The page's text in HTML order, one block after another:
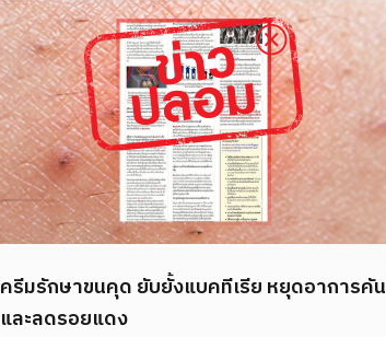
ครีมรักษาขนคุด ยับยั้งแบคทีเรีย หยุดอาการคัน
และลดรอยแดง